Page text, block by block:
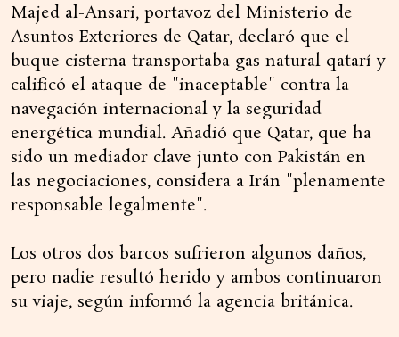
Majed al-Ansari, portavoz del Ministerio de
Asuntos Exteriores de Qatar, declaró que el
buque cisterna transportaba gas natural qatarí y
calificó el ataque de "inaceptable" contra la
navegación internacional y la seguridad
energética mundial. Añadió que Qatar, que ha
sido un mediador clave junto con Pakistán en
las negociaciones, considera a Irán "plenamente
responsable legalmente".
Los otros dos barcos sufrieron algunos daños,
pero nadie resultó herido y ambos continuaron
su viaje, según informó la agencia británica.